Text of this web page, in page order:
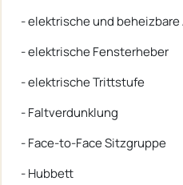
- elektrische und
- elektrische Fensterheber
- elektrische Trittstufe
- Faltverdunklung
- Face-to-Face Sitzgruppe
- Hubbett